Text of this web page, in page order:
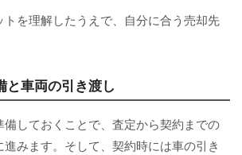
トを理解したうえで、自分に合う売却先
と車両の引き渡し
備しておくことで、査定から契約までの
みます。そして、契約時には車の引き